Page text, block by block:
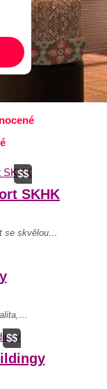
$$
SKHK
se skvělou…
$$